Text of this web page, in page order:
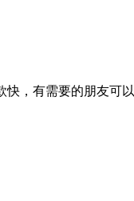
快，有需要的朋友可